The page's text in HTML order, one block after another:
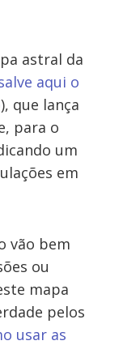
astral da
aqui o
), que lança
para o
um
em
vão bem
ou
mapa
pelos
usar as